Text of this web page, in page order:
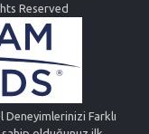
Reserved
Farklı